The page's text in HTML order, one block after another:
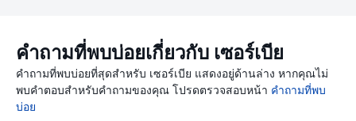
คำถามที่พบบ่อยเกี่ยวกับ เซอร์เบีย
คำถามที่พบบ่อยที่สุดสำหรับ เซอร์เบีย แสดงอยู่ด้านล่าง หากคุณไม่
พบคำตอบสำหรับคำถามของคุณ โปรดตรวจสอบหน้า คำถามที่พบ
บ่อย